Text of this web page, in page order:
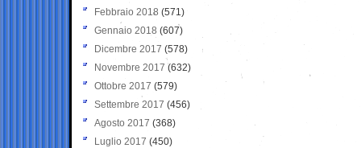
Febbraio 2018 (571)
Gennaio 2018 (607)
Dicembre 2017 (578)
Novembre 2017 (632)
Ottobre 2017 (579)
Settembre 2017 (456)
Agosto 2017 (368)
Luglio 2017 (450)